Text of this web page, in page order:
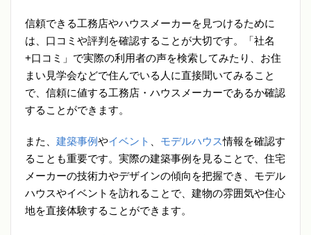
信頼できる工務店やハウスメーカーを見つけるために
は、口コミや評判を確認することが大切です。「社名
+口コミ」で実際の利用者の声を検索してみたり、お住
まい見学会などで住んでいる人に直接聞いてみること
で、信頼に値する工務店・ハウスメーカーであるか確認
することができます。
また、 建築事例やイベント モデルハウス情報を確認す
ることも重要です。実際の建築事例を見ることで、住宅
メーカーの技術力やデザインの傾向を把握でき、モデル
ハウスやイベントを訪れることで、建物の雰囲気や住心
地を直接体験することができます。